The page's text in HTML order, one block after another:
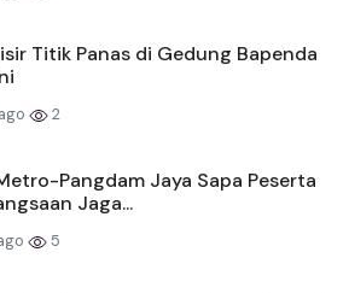
Titik Panas di Gedung Bapenda
2
Pangdam Jaya Sapa Peserta
Jaga...
5